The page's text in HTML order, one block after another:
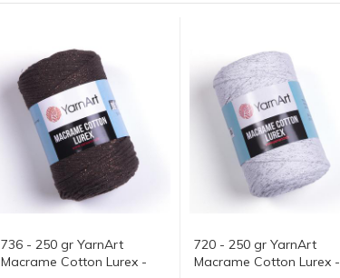
736 - 250 gr YarnArt
Macrame Cotton Lurex -
720 - 250 gr YarnArt
Macrame Cotton Lurex -